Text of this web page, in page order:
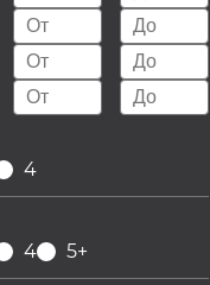
4
4
5+